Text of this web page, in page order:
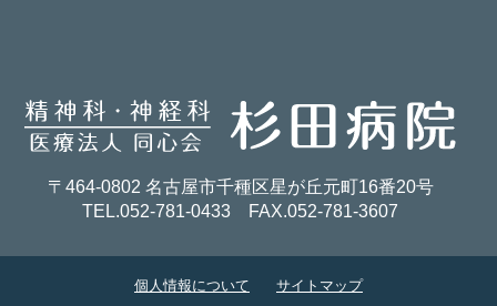
〒464-0802 名古屋市千種区星が丘元町16番20号
TEL.052-781-0433 FAX.052-781-3607
個人情報について サイトマップ